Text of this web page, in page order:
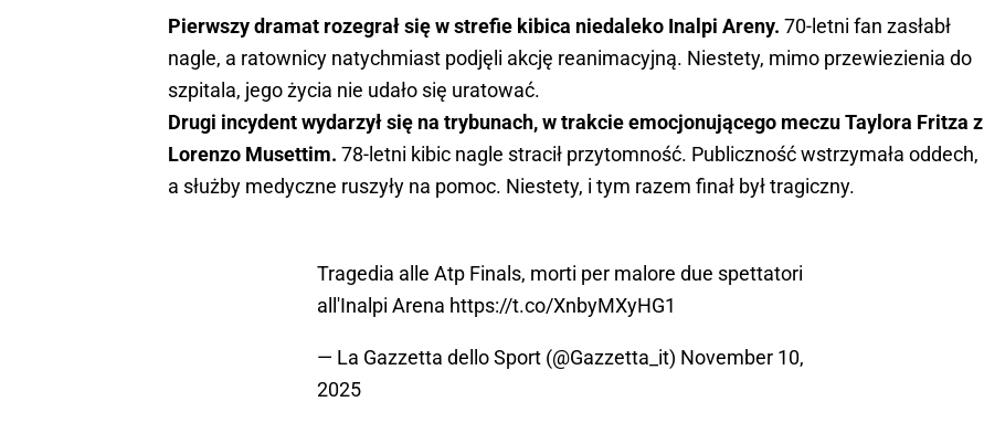
Pierwszy dramat rozegrał się w strefie kibica niedaleko Inalpi Areny. 70-letni fan zasłabł
nagle, a ratownicy natychmiast podjęli akcję reanimacyjną. Niestety, mimo przewiezienia do
szpitala, jego życia nie udało się uratować.
Drugi incydent wydarzył się na trybunach, w trakcie emocjonującego meczuTaylora Fritza z
Lorenzo Musettim. 78-letni kibic nagle stracił przytomność. Publiczność wstrzymała oddech,
a służby medyczne ruszyły na pomoc. Niestety, i tym razem finał był tragiczny.
Tragedia alle Atp Finals, morti per malore due spettatori
all'Inalpi Arena https://t.co/XnbyMXyHG1
— La Gazzetta dello Sport (@Gazzetta_it) November 10,
2025